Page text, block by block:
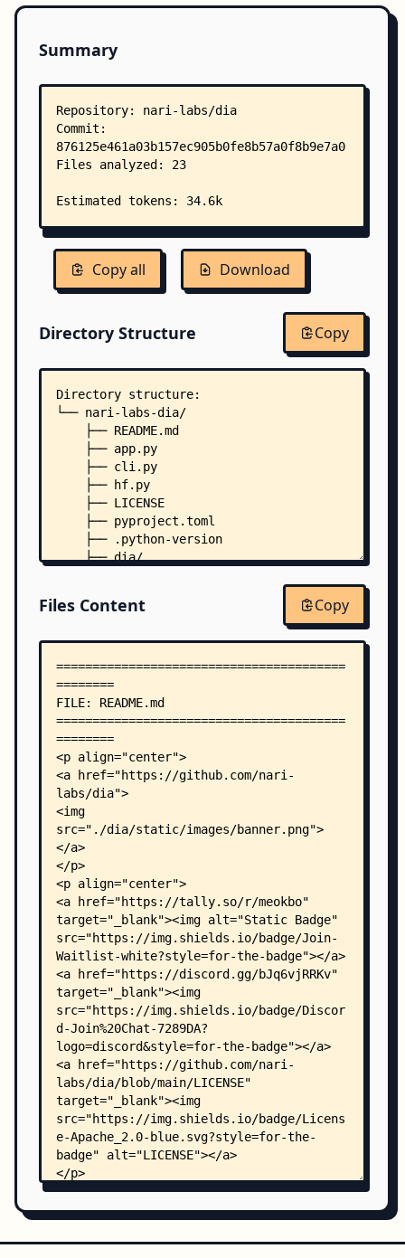
Summary
Copy all Download
Directory Structure Copy
Directory structure:
└── nari-labs-dia/
    ├── README.md
    ├── app.py
    ├── cli.py
    ├── hf.py
    ├── LICENSE
    ├── pyproject.toml
    ├── .python-version
    ├── dia/
    │   ├── config.py
    │   ├── model.py
    │   └── state.py
    ├── docker/
    │   ├── Dockerfile.cpu
    │   └── Dockerfile.gpu
    ├── example/
    │   ├── benchmark.py
    │   ├── simple-cpu.py
    │   ├── simple-mac.py
    │   ├── simple.py
    │   ├── simple_batch.py
    │   ├── voice_clone.py
    │   └── voice_clone_batch.py
    └── .github/
        └── workflows/
            └── ci.yaml
Files Content Copy